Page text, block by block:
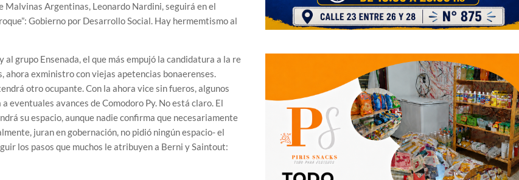
Argentinas, Leonardo Nardini, seguirá en el
Gobierno por Desarrollo Social. Hay hermemtismo al
grupo Ensenada, el que más empujó la candidatura a la re
ahora exministro con viejas apetencias bonaerenses.
otro ocupante. Con la ahora vice sin fueros, algunos
avances de Comodoro Py. No está claro. El
su espacio, aunque nadie confirma que necesariamente
juran en gobernación, no pidió ningún espacio- el
los pasos que muchos le atribuyen a Berni y Saintout: